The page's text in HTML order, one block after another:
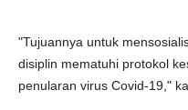
"Tujuannya untuk
disiplin mematuhi protokol
penularan virus Covid-19,"